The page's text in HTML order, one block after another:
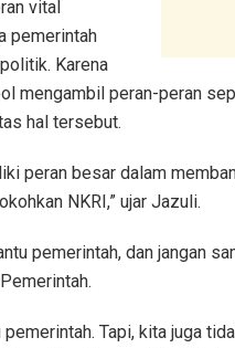
vital
pemerintah
Karena
mengambil peran-peran
hal tersebut.
peran besar dalam
NKRI,” ujar Jazuli.
pemerintah, dan jangan
Tapi, kita juga